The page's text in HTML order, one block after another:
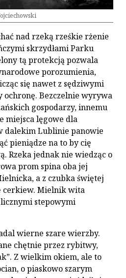
nad rzeką rześkie rżenie
skrzydłami Parku
tą protekcją pozwala
porozumienia,
się nawet z sędziwymi
ochronę. Bezczelnie wyrywa
gospodarzy, innemu
miejsca lęgowe dla
dalekim Lublinie panowie
pieniądze na to by cię
Rzeka jednak nie wiedząc o
prom spina oba jej
a z czubka świętej
cerkiew. Mielnik wita
stepowymi
wierne szare wierzby.
chętnie przez rybitwy,
Z wielkim okiem, ale to
o piaskowo szarym